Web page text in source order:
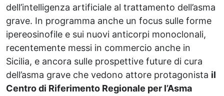
dell’intelligenza artificiale al trattamento dell’asma
grave. In programma anche un focus sulle forme
ipereosinofile e sui nuovi anticorpi monoclonali,
recentemente messi in commercio anche in
Sicilia, e ancora sulle prospettive future di cura
dell’asma grave che vedono attore protagonista il
Centro di Riferimento Regionale per l’Asma